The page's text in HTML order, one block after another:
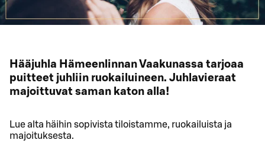
Hääjuhla Hämeenlinnan Vaakunassa tarjoaa
puitteet juhliin ruokailuineen. Juhlavieraat
majoittuvat saman katon alla!
Lue alta häihin sopivista tiloistamme, ruokailuista ja
majoituksesta.